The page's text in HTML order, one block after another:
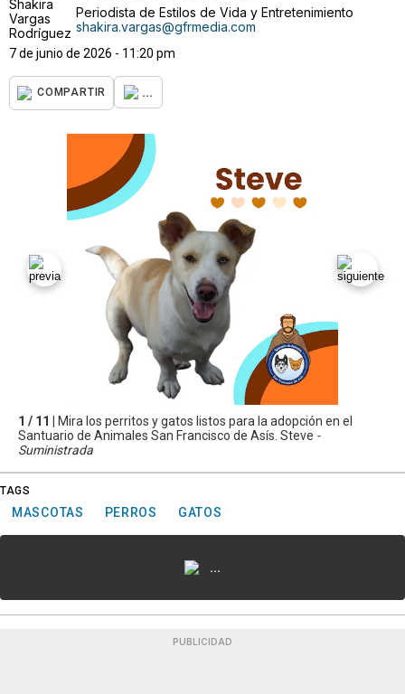
Periodista de Estilos de Vida y Entretenimiento
shakira.vargas@gfrmedia.com
7 de junio de 2026 - 11:20 pm
COMPARTIR ...
1 / 11 |
Mira los perritos y gatos listos para la adopción en el
Santuario de Animales San Francisco de Asís. Steve -
Suministrada
TAGS
MASCOTAS PERROS GATOS
...
PUBLICIDAD